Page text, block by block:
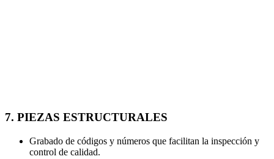
7. PIEZAS ESTRUCTURALES
Grabado de códigos y números que facilitan la inspección y
control de calidad.